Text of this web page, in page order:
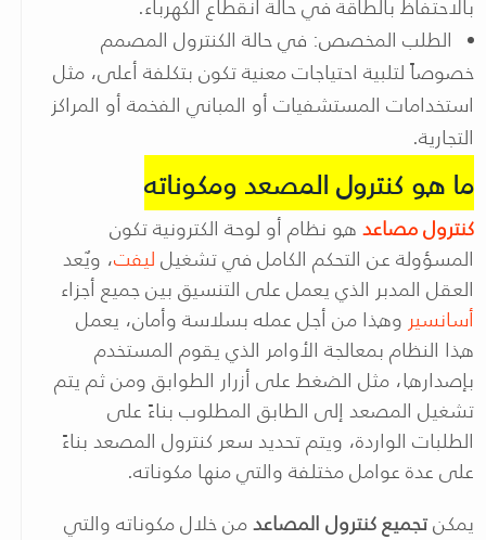
الطلب المخصص: في حالة الكنترول المصمم
خصوصاً لتلبية احتياجات معنية تكون بتكلفة أعلى، مثل
استخدامات المستشفيات أو المباني الفخمة أو المراكز
التجارية.
ما هو كنترول المصعد ومكوناته
كنترول مصاعدهو نظام أو لوحة الكترونية تكون
المسؤولة عن التحكم الكامل في تشغيلليفت، ويٌعد
العقل المدبر الذي يعمل على التنسيق بين جميع أجزاء
أسانسير وهذا من أجل عمله بسلاسة وأمان، يعمل
هذا النظام بمعالجة الأوامر الذي يقوم المستخدم
بإصدارها، مثل الضغط على أزرار الطوابق ومن ثم يتم
تشغيل المصعد إلى الطابق المطلوب بناءً على
الطلبات الواردة، ويتم تحديد سعر كنترول المصعد بناءً
على عدة عوامل مختلفة والتي منها مكوناته.
يمكنتجميع كنترول المصاعدمن خلال مكوناته والتي